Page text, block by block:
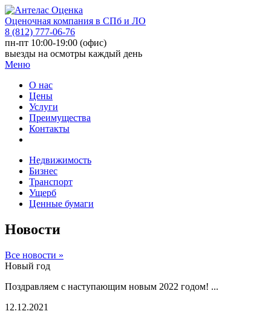
Оценочная компания в СПб и ЛО
8 (812) 777-06-76
пн-пт 10:00-19:00 (офис)
выезды на осмотры каждый день
Меню
О нас
Цены
Услуги
Преимущества
Контакты
Недвижимость
Бизнес
Транспорт
Ущерб
Ценные бумаги
Новости
Все новости »
Новый год
Поздравляем с наступающим новым 2022 годом! ...
12.12.2021